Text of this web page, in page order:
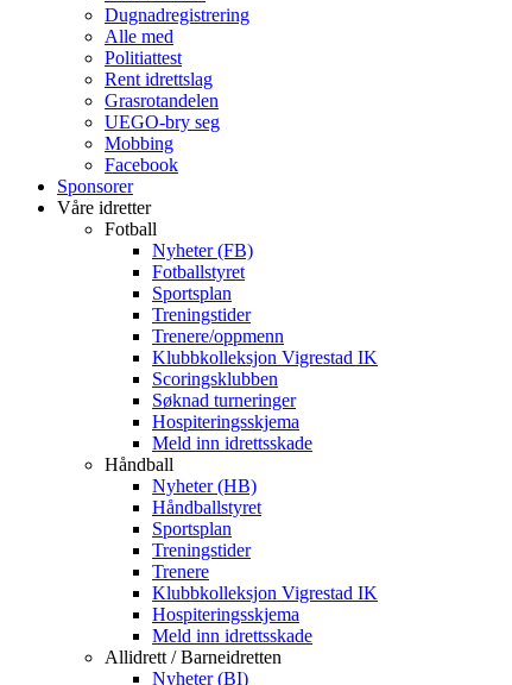
Dugnadregistrering
Alle med
Politiattest
Rent idrettslag
Grasrotandelen
UEGO-bry seg
Mobbing
Facebook
Sponsorer
Våre idretter
Fotball
Nyheter (FB)
Fotballstyret
Sportsplan
Treningstider
Trenere/oppmenn
Klubbkolleksjon Vigrestad IK
Scoringsklubben
Søknad turneringer
Hospiteringsskjema
Meld inn idrettsskade
Håndball
Nyheter (HB)
Håndballstyret
Sportsplan
Treningstider
Trenere
Klubbkolleksjon Vigrestad IK
Hospiteringsskjema
Meld inn idrettsskade
Allidrett / Barneidretten
Nyheter (BI)